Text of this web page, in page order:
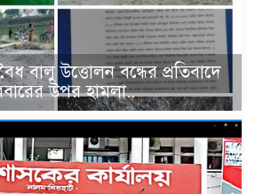
বালু উত্তোলন বন্ধের প্রতিবাদে
উপর হামলা..